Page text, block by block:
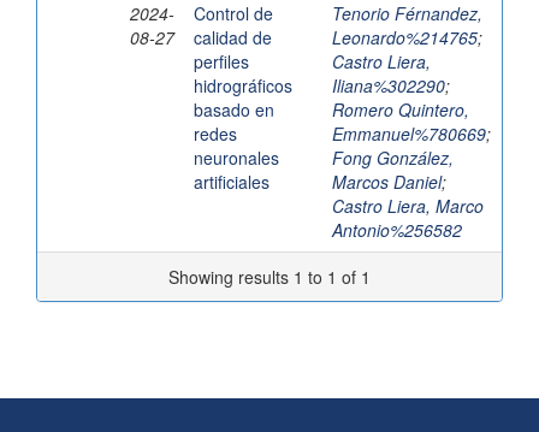
2024-
08-27
Control de
calidad de
perfiles
hidrográficos
basado en
redes
neuronales
artificiales
Tenorio Férnandez,
Leonardo%214765;
Castro Liera,
Iliana%302290;
Romero Quintero,
Emmanuel%780669;
Fong González,
Marcos Daniel;
Castro Liera, Marco
Antonio%256582
Showing results 1 to 1 of 1